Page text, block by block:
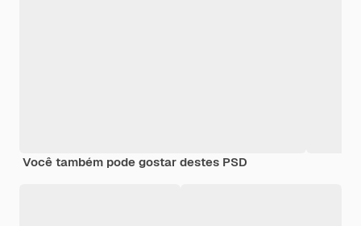
Você também pode gostar destes PSD